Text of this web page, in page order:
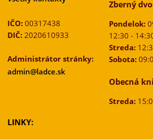
IČO: 00317438
DIČ: 2020610933
Administrátor stránky:
admin@ladce.sk
Zberný
Pondelok:
12:30 -
Streda:
Sobota:
Obecná
Streda:
LINKY: